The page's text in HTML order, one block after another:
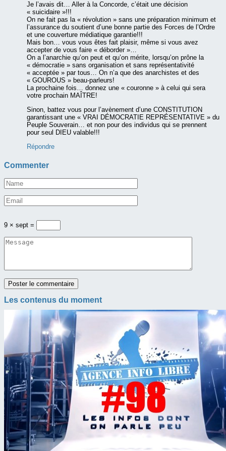
Je l’avais dit… Aller à la Concorde, c’était une décision
« suicidaire »!!!
On ne fait pas la « révolution » sans une préparation minimum et
l’assurance du soutient d’une bonne partie des Forces de l’Ordre
et une couverture médiatique garantie!!!
Mais bon… vous vous êtes fait plaisir, même si vous avez
accepter de vous faire « déborder »…
On a l’anarchie qu’on peut et qu’on mérite, lorsqu’on prône la
« démocratie » sans organisation et sans représentativité
« acceptée » par tous… On n’a que des anarchistes et des
« GOUROUS » beau-parleurs!
La prochaine fois… donnez une « couronne » à celui qui sera
votre prochain MAÎTRE!
Sinon, battez vous pour l’avènement d’une CONSTITUTION
garantissant une « VRAI DÉMOCRATIE REPRÉSENTATIVE » du
Peuple Souverain… et non pour des individus qui se prennent
pour seul DIEU valable!!!
Répondre
Commenter
9 × sept =
Les contenus du moment